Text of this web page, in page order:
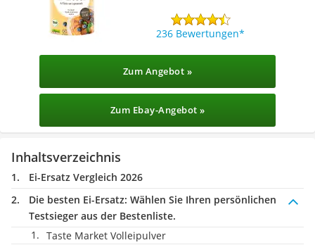
236 Bewertungen
Zum Angebot »
Zum Ebay-Angebot »
Inhaltsverzeichnis
Ei-Ersatz Vergleich 2026
Die besten Ei-Ersatz: Wählen Sie Ihren persönlichen
Testsieger aus der Bestenliste.
Taste Market Volleipulver